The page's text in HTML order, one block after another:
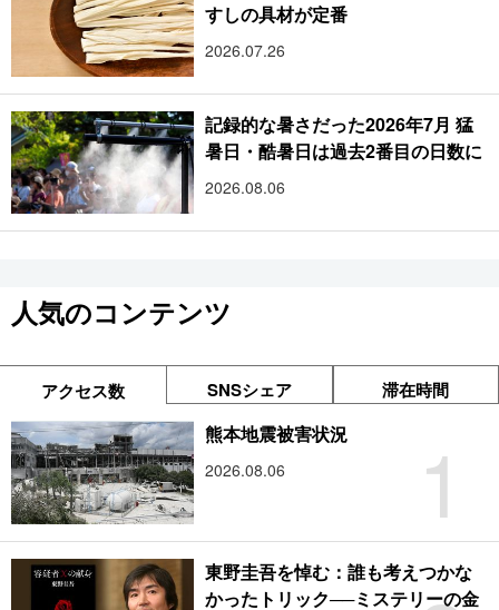
すしの具材が定番
2026.07.26
記録的な暑さだった2026年7月 猛
暑日・酷暑日は過去2番目の日数に
2026.08.06
人気のコンテンツ
アクセス数 SNSシェア 滞在時間
1
熊本地震被害状況
2026.08.06
東野圭吾を悼む：誰も考えつかな
かったトリック──ミステリーの金